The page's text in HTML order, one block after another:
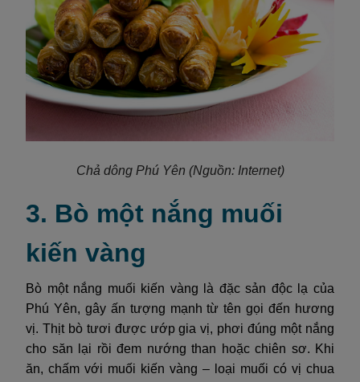
Chả dông Phú Yên (Nguồn: Internet)
3. Bò một nắng muối
kiến vàng
Bò một nắng muối kiến vàng là đặc sản độc lạ của
Phú Yên, gây ấn tượng mạnh từ tên gọi đến hương
vị. Thịt bò tươi được ướp gia vị, phơi đúng một nắng
cho săn lại rồi đem nướng than hoặc chiên sơ. Khi
ăn, chấm với muối kiến vàng – loại muối có vị chua